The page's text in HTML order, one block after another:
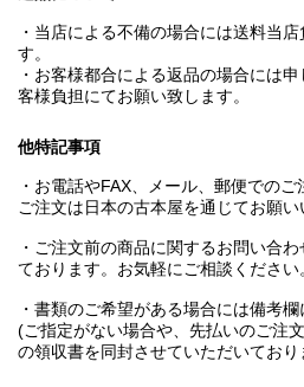
・当店による不備の場合には送料当
す。
・お客様都合による返品の場合には
客様負担にてお願い致します。
他特記事項
・お電話やFAX、メール、郵便でのご
ご注文は日本の古本屋を通じてお願い
・ご注文前の商品に関するお問い合
ております。お気軽にご相談ください
・書類のご希望がある場合には備考欄
(ご指定がない場合や、先払いのご注
の領収書を同封させていただいており